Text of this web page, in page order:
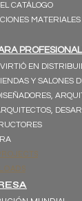
CATÁLOGO
MATERIALES
EN
Y SALONES